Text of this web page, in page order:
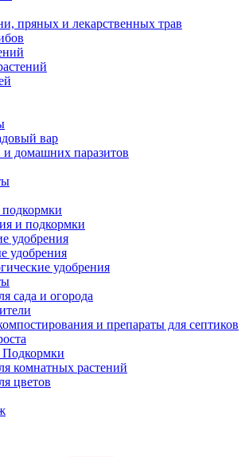
пряных и лекарственных трав
вар
домашних паразитов
и подкормки
удобрения
удобрения
удобрения
сада и огорода
и препараты для септиков
комнатных растений
цветов